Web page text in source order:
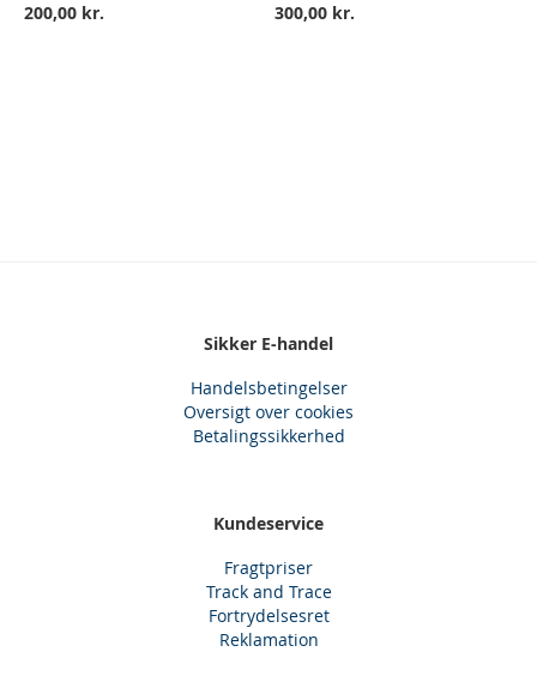
200,00 kr.
300,00 kr.
Sikker E-handel
Handelsbetingelser
Oversigt over cookies
Betalingssikkerhed
Kundeservice
Fragtpriser
Track and Trace
Fortrydelsesret
Reklamation